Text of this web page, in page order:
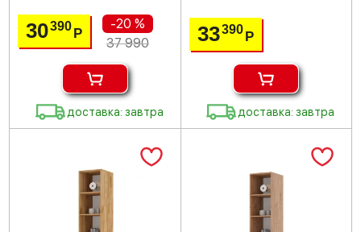
30390Р
-20 %
37 990
доставка: завтра
33390 Р
доставка: завтра